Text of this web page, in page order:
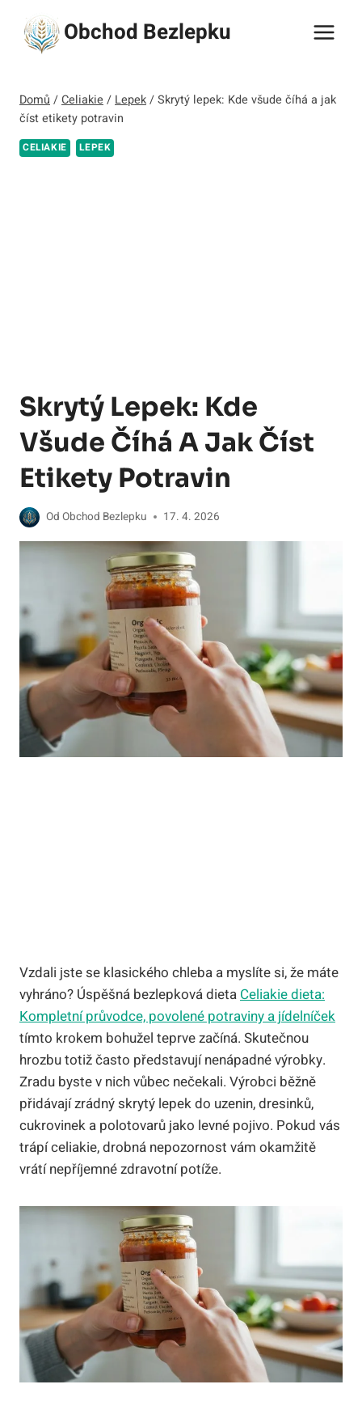
obsah
Obchod Bezlepku
Domů /Celiakie / Lepek/Skrytý lepek: Kde všude číhá a jak
číst etikety potravin
CELIAKIE LEPEK
Skrytý Lepek: Kde
Všude Číhá A Jak Číst
Etikety Potravin
Od Obchod Bezlepku 17. 4. 2026
Vzdali jste se klasického chleba a myslíte si, že máte
vyhráno? Úspěšná bezlepková dieta Celiakie dieta:
Kompletní průvodce, povolené potraviny a jídelníček
tímto krokem bohužel teprve začíná. Skutečnou
hrozbu totiž často představují nenápadné výrobky.
Zradu byste v nich vůbec nečekali. Výrobci běžně
přidávají zrádný skrytý lepek do uzenin, dresinků,
cukrovinek a polotovarů jako levné pojivo. Pokud vás
trápí celiakie, drobná nepozornost vám okamžitě
vrátí nepříjemné zdravotní potíže.